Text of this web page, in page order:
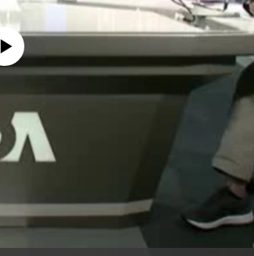
currently available